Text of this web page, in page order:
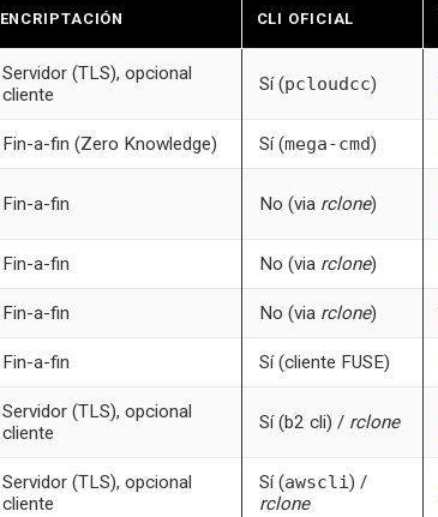
ENCRIPTACIÓN CLI OFICIAL
Servidor (TLS), opcional
cliente
Sí (pcloudcc)
Fin-a-fin (Zero Knowledge) Sí (mega-cmd)
Fin-a-fin No (via rclone)
Fin-a-fin No (via rclone)
Fin-a-fin No (via rclone)
Fin-a-fin Sí (cliente FUSE)
Servidor (TLS), opcional
cliente
Sí (b2 cli) / rclone
Servidor (TLS), opcional
cliente
Sí (awscli) /
rclone